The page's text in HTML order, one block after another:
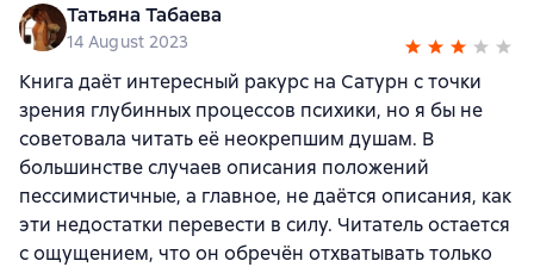
Татьяна Табаева
14 August 2023
Книга даёт интересный ракурс на Сатурн с точки
зрения глубинных процессов психики, но я бы не
советовала читать её неокрепшим душам. В
большинстве случаев описания положений
пессимистичные, а главное, не даётся описания, как
эти недостатки перевести в силу. Читатель остается
с ощущением, что он обречён отхватывать только